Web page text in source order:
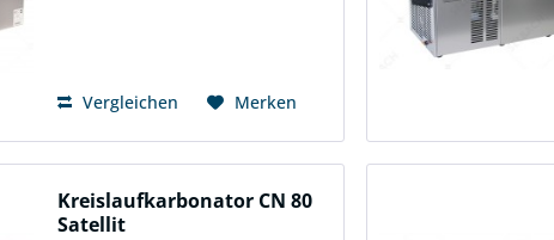
eiskaltem Wasser. Unser...
Vergleichen Merken
Kreislaufkarbonator CN 80
Satellit